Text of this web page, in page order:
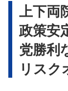
上下両
政策安
党勝利
リスク